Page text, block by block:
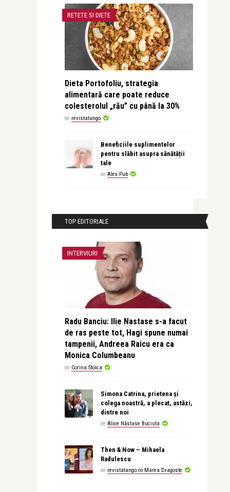
RETETE SI DIETE
Dieta Portofoliu, strategia
alimentară care poate reduce
colesterolul „rău” cu până la 30%
de revistatango
Beneficiile suplimentelor
pentru slăbit asupra sănătății
tale
de Alex Pub
TOP EDITORIALE
INTERVIURI
Radu Banciu: Ilie Nastase s-a facut
de ras peste tot, Hagi spune numai
tampenii, Andreea Raicu era ca
Monica Columbeanu
de Corina Stoica
Simona Catrina, prietena și
colega noastră, a plecat, astăzi,
dintre noi
de Alice Năstase Buciuta
Then & Now – Mihaela
Radulescu
de revistatango.ro Marea Dragoste